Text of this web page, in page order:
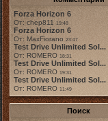
Forza Horizon 6
От: chep811 19:48
Forza Horizon 6
От: MaxFiorano 23:47
Test Drive Unlimited Sol...
От: ROMERO 18:31
Test Drive Unlimited Sol...
От: ROMERO 19:31
Test Drive Unlimited Sol...
От: ROMERO 11:49
Поиск